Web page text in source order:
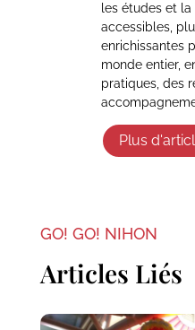
les études et la
accessibles,
enrichissantes
monde entier,
pratiques, des
Plus
GO! GO! NIHON
Articles Liés